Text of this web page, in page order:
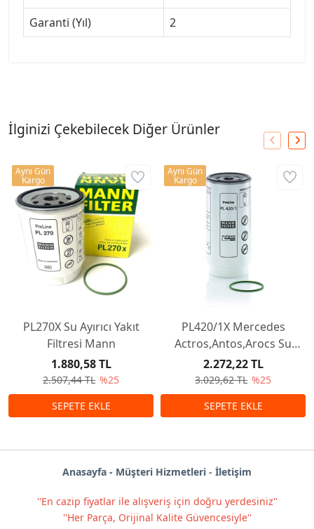
Garanti (Yıl)
2
İlginizi Çekebilecek Diğer Ürünler
PL270X Su Ayırıcı Yakıt
Filtresi Mann
2.507,44 TL %25
1.880,58 TL
Aynı Gün
Kargo
PL420/1X Mercedes
Actros,Antos,Arocs Su
Ayırıcı Yakıt Filtresi Filtresi
Mann
3.029,62 TL %25
2.272,22 TL
Aynı Gün
Kargo
Anasayfa - Müşteri Hizmetleri - İletişim
''En cazip fiyatlar ile alışveriş için doğru yerdesiniz''
''Her Parça, Orijinal Kalite Güvencesiyle''